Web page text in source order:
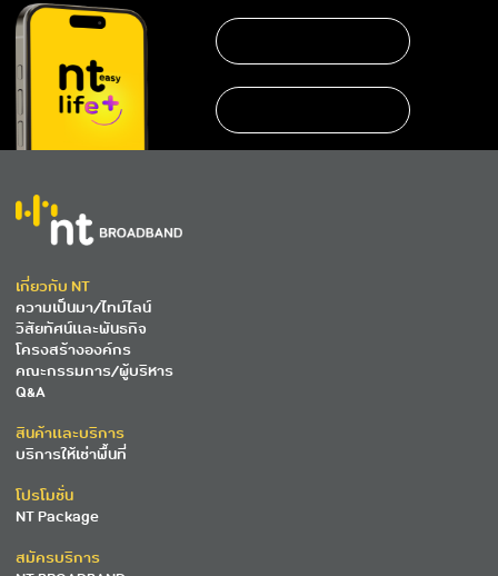
เกี่ยวกับ NT
ความเป็นมา/ไทม์ไลน์
วิสัยทัศน์และพันธกิจ
โครงสร้างองค์กร
คณะกรรมการ/ผู้บริหาร
Q&A
สินค้าและบริการ
บริการให้เช่าพื้นที่
โปรโมชั่น
NT Package
สมัครบริการ